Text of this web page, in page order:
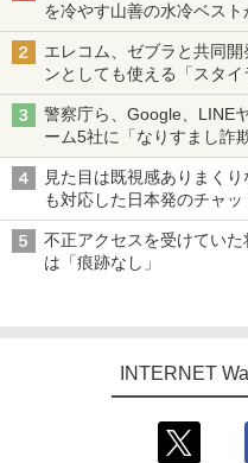
を冷やす山善の水冷ベスト
ち・ざ・ろーど！その14
エレコム、ゼブラと共同
ンとしても使える「スタ
も、持ち替えずに書き込め
警察庁ら、Google、LINE
ーム5社に「なりすまし詐
真や映像を使った投資詐
見た目は既視感ありまく
も対応した日本発のチャッ
不正アクセスを受けてい
は「痕跡なし」
INTERNET